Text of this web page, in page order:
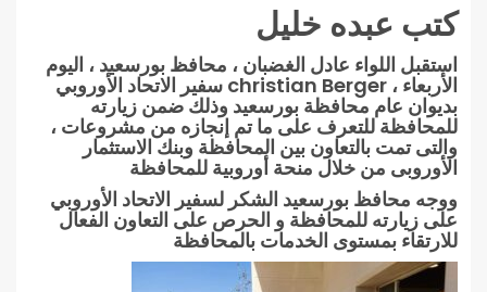
كتب عبده خليل
استقبل اللواء عادل الغضبان ، محافظ بورسعيد ، اليوم
الأربعاء ، christian Berger سفير الاتحاد الأوروبي
بديوان عام محافظة بورسعيد وذلك ضمن زيارته
للمحافظة للتعرف على ما تم إنجازه من مشروعات ،
والتى تمت بالتعاون بين المحافظة وبنك الاستثمار
الأوروبى من خلال منحة أوروبية للمحافظة
ووجه محافظ بورسعيد الشكر لسفير الاتحاد الأوروبي
على زيارته للمحافظة و الحرص على التعاون الفعال
للارتقاء بمستوى الخدمات بالمحافظة